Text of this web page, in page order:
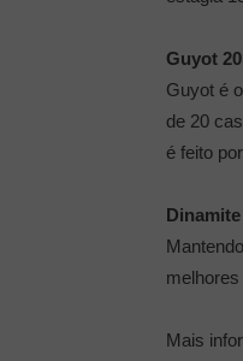
Guyot
Guyot é
de 20
é feito
Mais